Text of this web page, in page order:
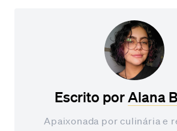
Escrito porAlana
Apaixonada por culinária e